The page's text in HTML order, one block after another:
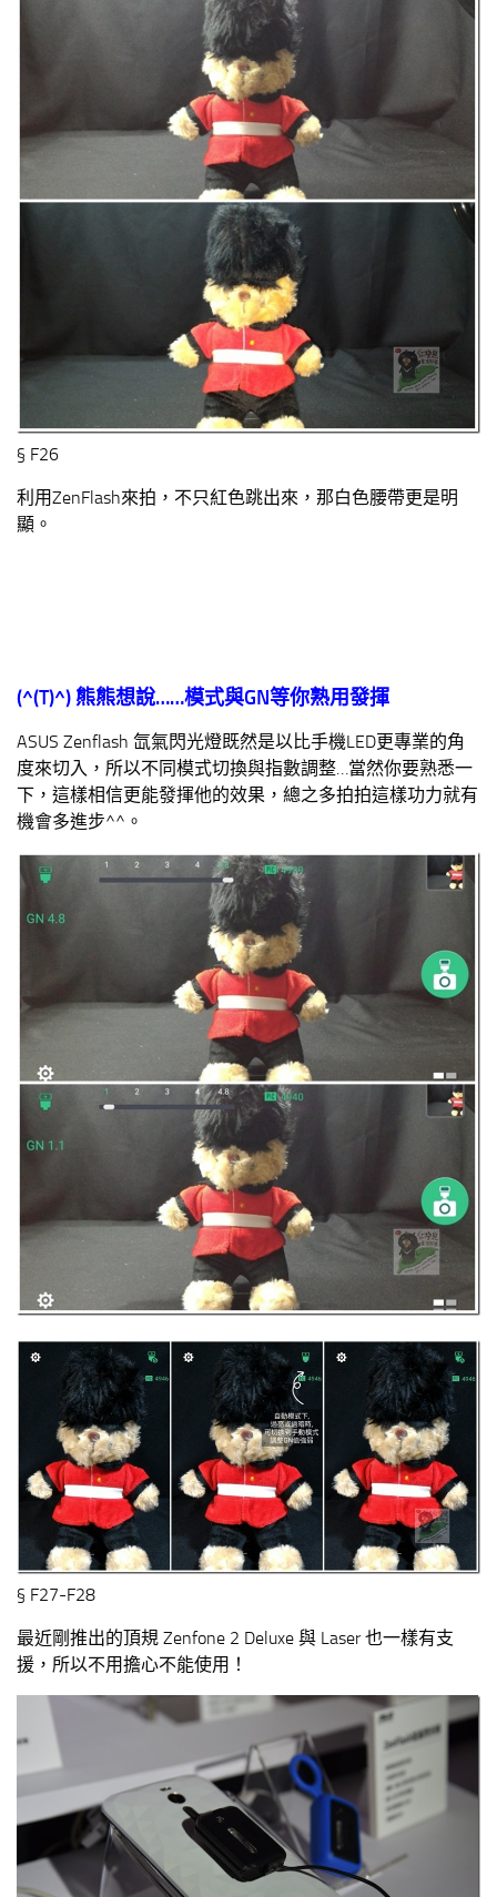
§ F26
利用ZenFlash來拍，不只紅色跳出來，那白色腰帶更是明
顯。
(^(T)^) 熊熊想說……模式與GN等你熟用發揮
ASUS Zenflash 氙氣閃光燈既然是以比手機LED更專業的角
度來切入，所以不同模式切換與指數調整…當然你要熟悉一
下，這樣相信更能發揮他的效果，總之多拍拍這樣功力就有
機會多進步^^。
§ F27-F28
最近剛推出的頂規 Zenfone 2 Deluxe 與 Laser 也一樣有支
援，所以不用擔心不能使用！